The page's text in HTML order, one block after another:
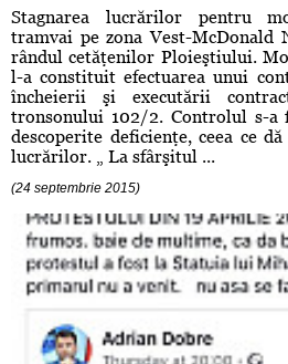
Stagnarea lucrărilor pentru
tramvai pe zona Vest-McDonald
rândul cetăţenilor Ploieştiului.
l-a constituit efectuarea unui
încheierii şi executării
tronsonului 102/2. Controlul s-a
descoperite deficienţe, ceea ce
lucrărilor. „ La sfârşitul ...
(24 septembrie 2015)